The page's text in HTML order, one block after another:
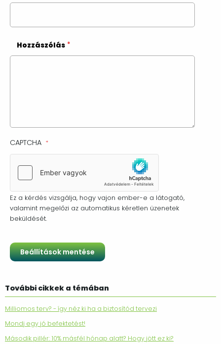
Hozzászólás
CAPTCHA
Ez a kérdés vizsgálja, hogy vajon ember-e a látogató,
valamint megelőzi az automatikus kéretlen üzenetek
beküldését.
További cikkek a témában
Milliomos terv? - így néz ki ha a biztosítód tervezi
Mondj egy jó befektetést!
Második pillér: 10% másfél hónap alatt? Hogy jött ez ki?